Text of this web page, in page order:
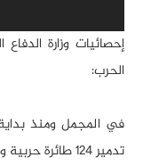
إحصائيات وزارة
الحرب:
في المجمل ومنذ